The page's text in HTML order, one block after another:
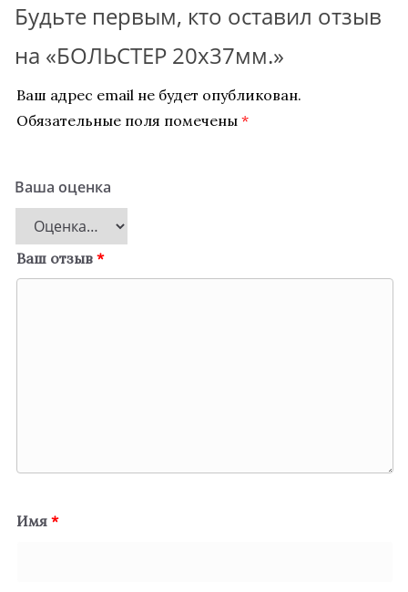
Будьте первым, кто оставил отзыв
на «БОЛЬСТЕР 20х37мм.»
Ваш адрес email не будет опубликован.
Обязательные поля помечены *
Ваша оценка
Ваш отзыв *
Имя *